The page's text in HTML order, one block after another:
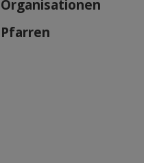
Organisationen
Pfarren